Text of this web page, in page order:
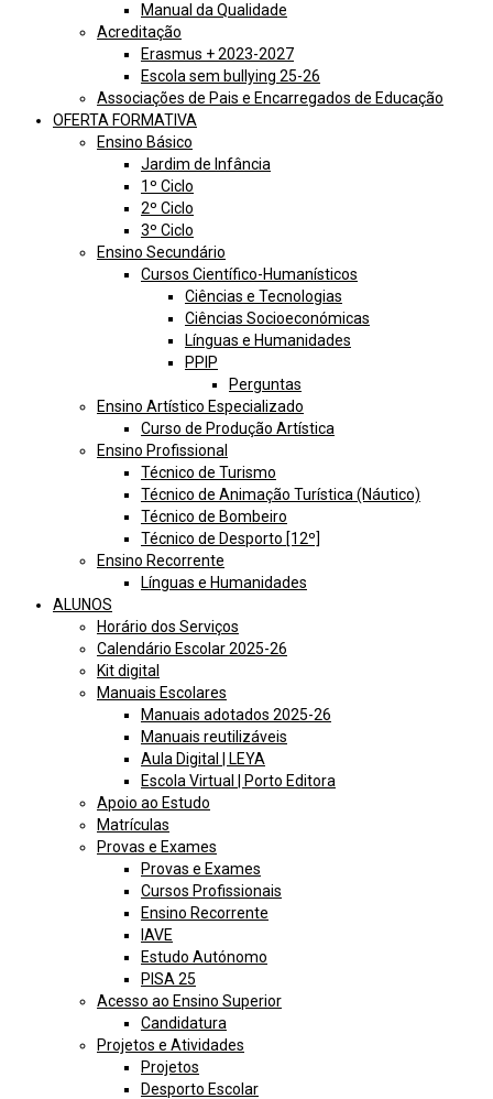
Manual da Qualidade
Acreditação
Erasmus + 2023-2027
Escola sem bullying 25-26
Associações de Pais e Encarregados de Educação
OFERTA FORMATIVA
Ensino Básico
Jardim de Infância
1º Ciclo
2º Ciclo
3º Ciclo
Ensino Secundário
Cursos Científico-Humanísticos
Ciências e Tecnologias
Ciências Socioeconómicas
Línguas e Humanidades
PPIP
Perguntas
Ensino Artístico Especializado
Curso de Produção Artística
Ensino Profissional
Técnico de Turismo
Técnico de Animação Turística (Náutico)
Técnico de Bombeiro
Técnico de Desporto [12º]
Ensino Recorrente
Línguas e Humanidades
ALUNOS
Horário dos Serviços
Calendário Escolar 2025-26
Kit digital
Manuais Escolares
Manuais adotados 2025-26
Manuais reutilizáveis
Aula Digital | LEYA
Escola Virtual | Porto Editora
Apoio ao Estudo
Matrículas
Provas e Exames
Provas e Exames
Cursos Profissionais
Ensino Recorrente
IAVE
Estudo Autónomo
PISA 25
Acesso ao Ensino Superior
Candidatura
Projetos e Atividades
Projetos
Desporto Escolar